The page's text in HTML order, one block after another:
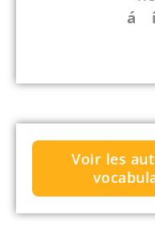
á
Voir les